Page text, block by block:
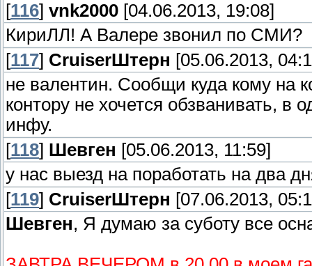
[116] vnk2000 [04.06.2013, 19:08]
КириЛЛ! А Валере звонил по СМИ?
[117] СruiserШтерн [05.06.2013,
не валентин. Сообщи куда кому на
контору не хочется обзванивать, в
инфу.
[118] Шевген [05.06.2013, 11:59]
у нас выезд на поработать на два
[119] СruiserШтерн [07.06.2013,
Шевген, Я думаю за суботу все